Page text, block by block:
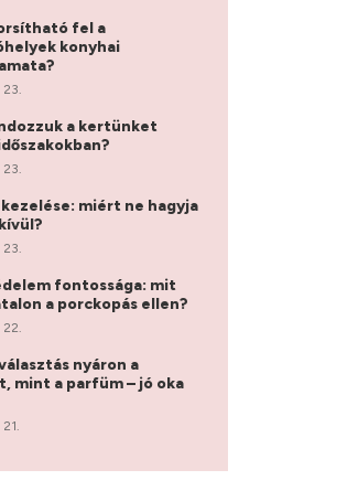
fel a
konyhai
a kertünket
miért ne hagyja
fontossága: mit
a porckopás ellen?
nyáron a
mint a parfüm – jó oka